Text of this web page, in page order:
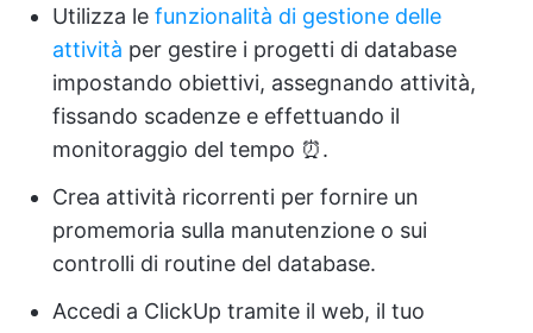
Utilizza le funzionalità di gestione delle
attività per gestire i progetti di database
impostando obiettivi, assegnando attività,
fissando scadenze e effettuando il
monitoraggio del tempo ⏰.
Crea attività ricorrenti per fornire un
promemoria sulla manutenzione o sui
controlli di routine del database.
Accedi a ClickUp tramite il web, il tuo